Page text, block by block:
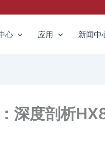
心 应用 新闻中
深度剖析